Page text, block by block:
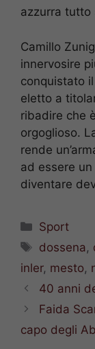
azzurra tutto
Camillo
innervosire
conquistato
eletto a
ribadire che
orgoglioso.
rende
ad essere
diventare
Categorie
Sport
Tag
dossena,
inler, mesto,
40 anni
Faida
capo degli